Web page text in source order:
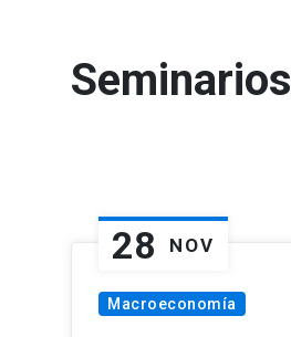
Seminarios
28 NOV
Macroeconomía